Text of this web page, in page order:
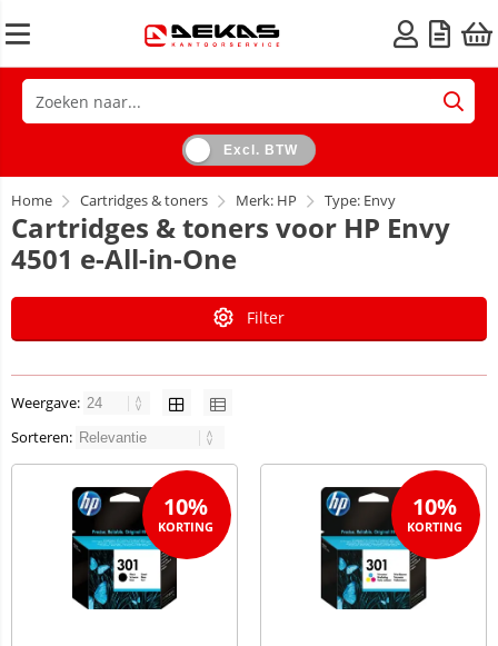
Excl. BTW
Home Cartridges & toners Merk: HP Type: Envy
Cartridges & toners voor HP Envy
4501 e-All-in-One
Filter
Weergave:
Sorteren:
10% 10%